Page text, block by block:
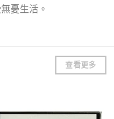
憂生活。
查看更多